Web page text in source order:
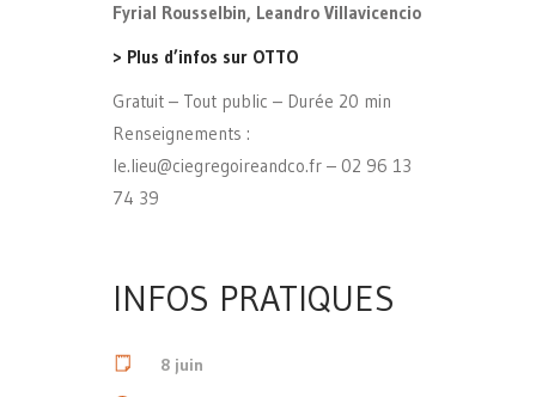
Fyrial Rousselbin, Leandro Villavicencio
> Plus d’infos sur OTTO
Gratuit – Tout public – Durée 20 min
Renseignements :
le.lieu@ciegregoireandco.fr – 02 96 13
74 39
INFOS PRATIQUES
8 juin